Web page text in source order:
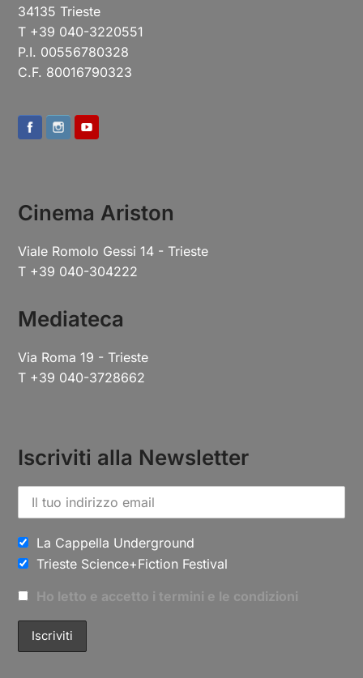
34135 Trieste
T +39 040-3220551
P.I. 00556780328
C.F. 80016790323
Cinema Ariston
Viale Romolo Gessi 14 - Trieste
T +39 040-304222
Mediateca
Via Roma 19 - Trieste
T +39 040-3728662
Iscriviti alla Newsletter
La Cappella Underground
Trieste Science+Fiction Festival
Ho letto e accetto i termini e le condizioni